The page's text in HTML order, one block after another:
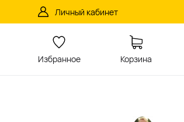
Личный кабинет
Избранное Корзина